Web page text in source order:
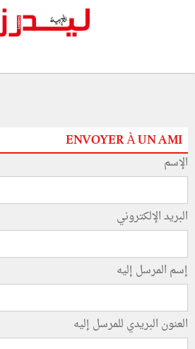
ENVOYER À UN AMI
الإسم
البريد الإلكتروني
إسم المرسل إليه
العنون البريدي للمرسل إليه